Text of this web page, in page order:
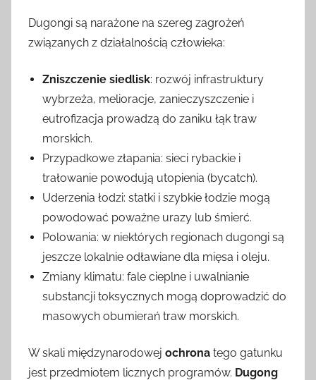
Dugongi są narażone na szereg zagrożeń
związanych z działalnością człowieka:
Zniszczenie siedlisk: rozwój infrastruktury
wybrzeża, melioracje, zanieczyszczenie i
eutrofizacja prowadzą do zaniku łąk traw
morskich.
Przypadkowe złapania: sieci rybackie i
trałowanie powodują utopienia (bycatch).
Uderzenia łodzi: statki i szybkie łodzie mogą
powodować poważne urazy lub śmierć.
Polowania: w niektórych regionach dugongi są
jeszcze lokalnie odławiane dla mięsa i oleju.
Zmiany klimatu: fale cieplne i uwalnianie
substancji toksycznych mogą doprowadzić do
masowych obumierań traw morskich.
W skali międzynarodowej ochrona tego gatunku
jest przedmiotem licznych programów. Dugong